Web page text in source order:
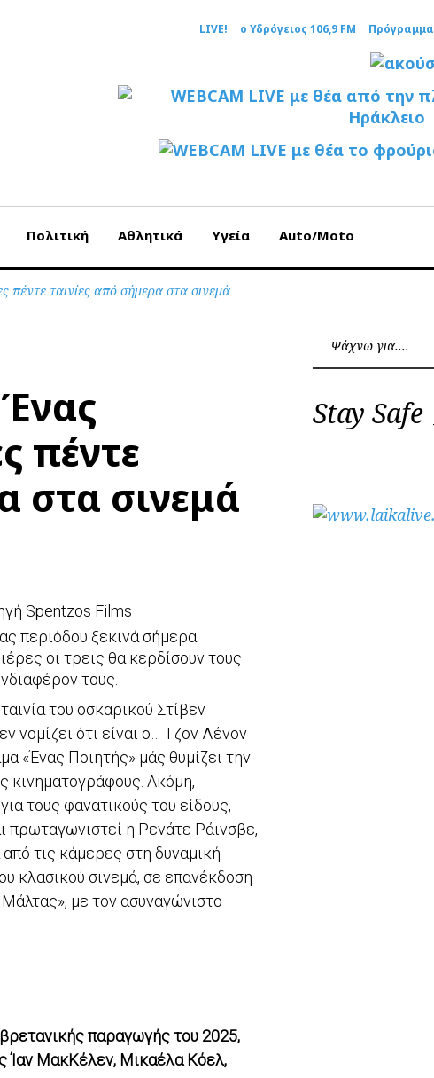
LIVE! ο Υδρόγειος 106,9 FM Πρόγραμμα
Πολιτική Αθλητικά Υγεία Auto/Moto
πέντε ταινίες από σήμερα στα σινεμά
πέντε
στα σινεμά
Spentzos Films
περιόδου ξεκινά σήμερα
οι τρεις θα κερδίσουν τους
τους.
του οσκαρικού Στίβεν
ότι είναι ο… Τζον Λένον
«Ένας Ποιητής» μάς θυμίζει την
κινηματογράφους. Ακόμη,
τους φανατικούς του είδους,
πρωταγωνιστεί η Ρενάτε Ράινσβε,
τις κάμερες στη δυναμική
κλασικού σινεμά, σε επανέκδοση
με τον ασυναγώνιστο
παραγωγής του 2025,
Ίαν ΜακΚέλεν, Μικαέλα Κόελ,
Stay Safe